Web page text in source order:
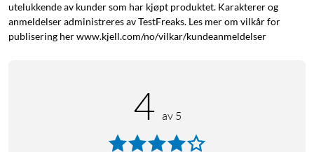
utelukkende av kunder som har kjøpt produktet. Karakterer og
anmeldelser administreres av TestFreaks. Les mer om vilkår for
publisering her www.kjell.com/no/vilkar/kundeanmeldelser
4 av 5